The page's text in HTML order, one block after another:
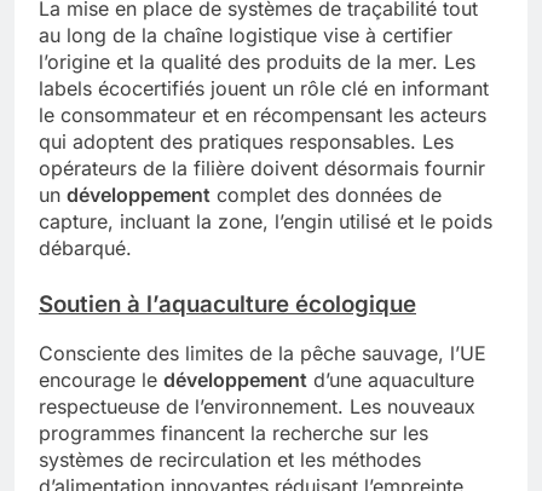
La mise en place de systèmes de traçabilité tout
au long de la chaîne logistique vise à certifier
l’origine et la qualité des produits de la mer. Les
labels écocertifiés jouent un rôle clé en informant
le consommateur et en récompensant les acteurs
qui adoptent des pratiques responsables. Les
opérateurs de la filière doivent désormais fournir
un développement complet des données de
capture, incluant la zone, l’engin utilisé et le poids
débarqué.
Soutien à l’aquaculture écologique
Consciente des limites de la pêche sauvage, l’UE
encourage le développement d’une aquaculture
respectueuse de l’environnement. Les nouveaux
programmes financent la recherche sur les
systèmes de recirculation et les méthodes